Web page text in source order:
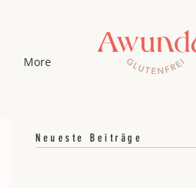
More
Neueste Beiträge